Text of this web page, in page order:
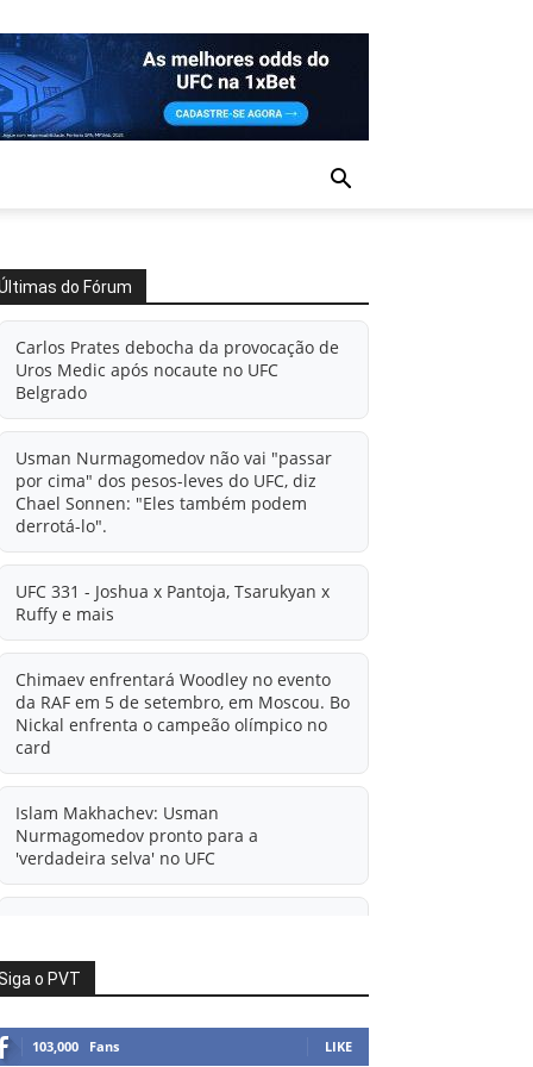
do Fórum
Carlos Prates debocha da provocação de
Uros Medic após nocaute no UFC
Belgrado
Usman Nurmagomedov não vai "passar
por cima" dos pesos-leves do UFC, diz
Chael Sonnen: "Eles também podem
derrotá-lo".
UFC 331 - Joshua x Pantoja, Tsarukyan x
Ruffy e mais
Chimaev enfrentará Woodley no evento
da RAF em 5 de setembro, em Moscou. Bo
Nickal enfrenta o campeão olímpico no
card
Islam Makhachev: Usman
Nurmagomedov pronto para a
'verdadeira selva' no UFC
informações sobre possível mudança
para o UFC após novas negociações.
Islam Makhachev: Há concorrentes
o PVT
103,000 Fans LIKE